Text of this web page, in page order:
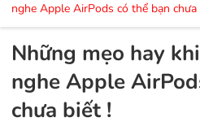
nghe Apple AirPods có thể bạn chưa
Những mẹo hay
nghe Apple
chưa biết !